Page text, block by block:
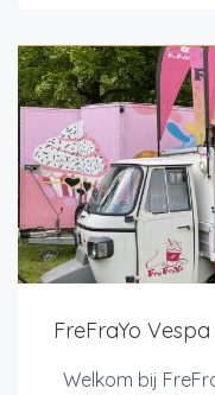
FreFraYo
Welkom bij